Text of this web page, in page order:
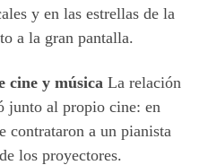
y en las estrellas de la
a la gran pantalla.
cine y música La relación
junto al propio cine: en
contrataron a un pianista
los proyectores.